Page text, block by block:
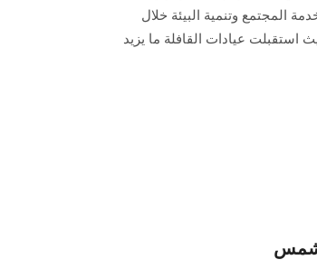
المجتمع وتنمية البيئة خلال
نوفمبر المقبل، حيث استقبلت عيادات القافلة ما يزيد
شمس